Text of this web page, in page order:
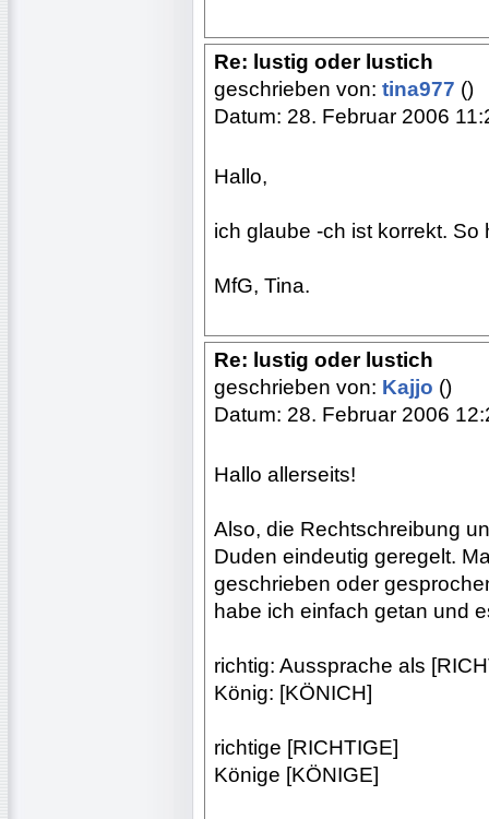
Re: lustig oder lustich
geschrieben von: tina977 ()
Datum: 28. Februar 2006
Hallo,
ich glaube -ch ist korrekt.
MfG, Tina.
Re: lustig oder lustich
geschrieben von: Kajjo ()
Datum: 28. Februar 2006
Hallo allerseits!
Also, die Rechtschreibung
Duden eindeutig geregelt.
geschrieben oder
habe ich einfach getan und
richtig: Aussprache als
König: [KÖNICH]
richtige [RICHTIGE]
Könige [KÖNIGE]